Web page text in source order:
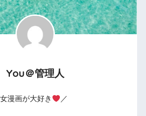
You＠管理人
漫画が大好き ／